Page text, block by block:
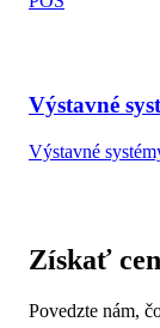
Výstavné
Výstavné
Získať
Povedzte nám,